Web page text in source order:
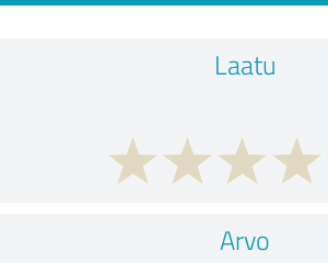
Laatu
Arvo